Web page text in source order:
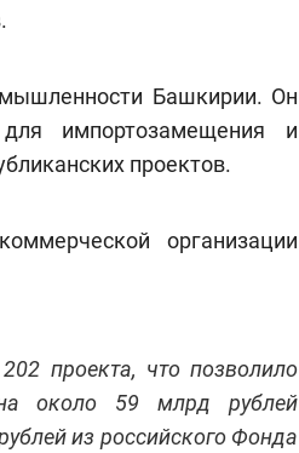
Башкирии. Он
импортозамещения и
проектов.
организации
проекта, что позволило
около 59 млрд рублей
из российского Фонда